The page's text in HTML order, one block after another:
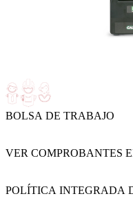
BOLSA DE TRABAJO
VER COMPROBANTES
POLÍTICA INTEGRADA